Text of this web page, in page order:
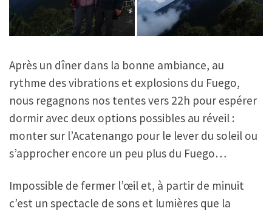
Après un dîner dans la bonne ambiance, au
rythme des vibrations et explosions du Fuego,
nous regagnons nos tentes vers 22h pour espérer
dormir avec deux options possibles au réveil :
monter sur l’Acatenango pour le lever du soleil ou
s’approcher encore un peu plus du Fuego…
Impossible de fermer l’œil et, à partir de minuit
c’est un spectacle de sons et lumières que la